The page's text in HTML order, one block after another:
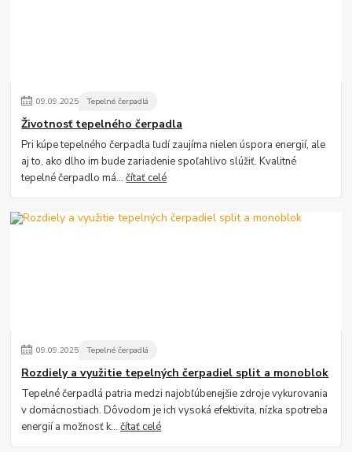
09.09.2025 Tepelné čerpadlá
Životnosť tepelného čerpadla
Pri kúpe tepelného čerpadla ľudí zaujíma nielen úspora energií, ale
aj to, ako dlho im bude zariadenie spoľahlivo slúžiť. Kvalitné
tepelné čerpadlo má...čítať celé
09.09.2025 Tepelné čerpadlá
Rozdiely a využitie tepelných čerpadiel split a monoblok
Tepelné čerpadlá patria medzi najobľúbenejšie zdroje vykurovania
v domácnostiach. Dôvodom je ich vysoká efektivita, nízka spotreba
energií a možnosť k...čítať celé